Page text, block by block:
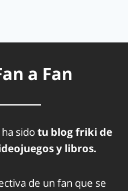
a Fan
ha sidotu blog friki de
y libros.
de un fan que se